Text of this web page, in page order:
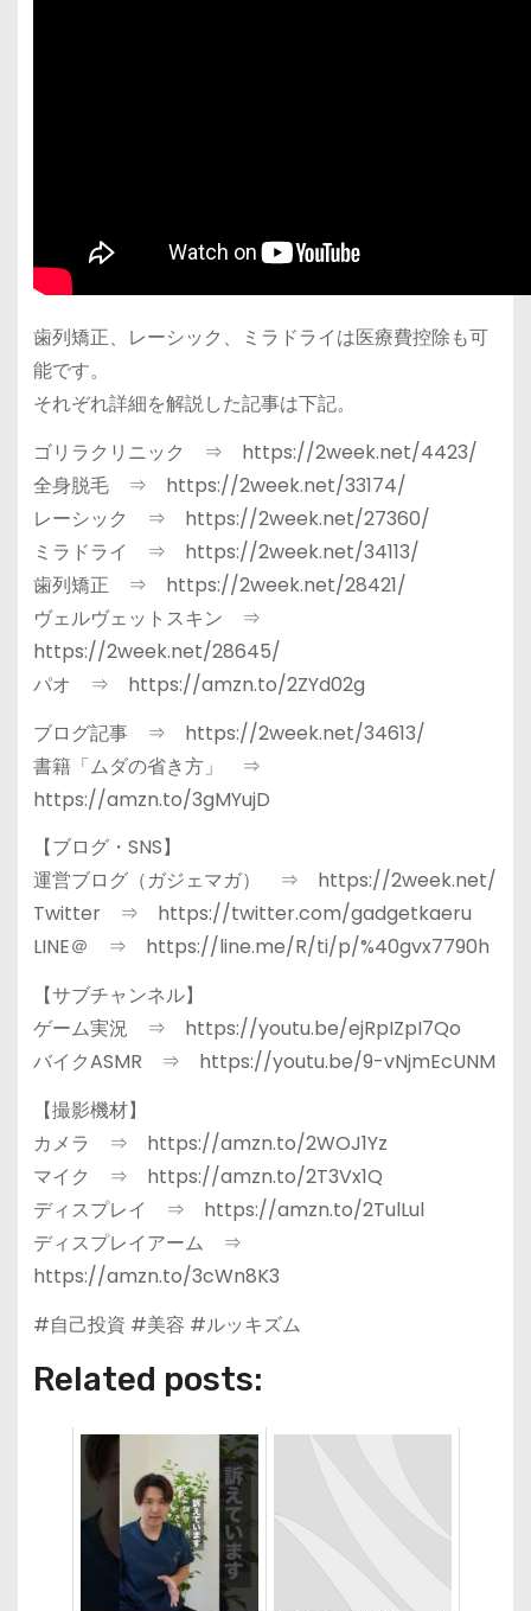
歯列矯正、レーシック、ミラドライは医療費控除も可
能です。
それぞれ詳細を解説した記事は下記。
ゴリラクリニック ⇒ https://2week.net/4423/
全身脱毛 ⇒ https://2week.net/33174/
レーシック ⇒ https://2week.net/27360/
ミラドライ ⇒ https://2week.net/34113/
歯列矯正 ⇒ https://2week.net/28421/
ヴェルヴェットスキン ⇒
https://2week.net/28645/
パオ ⇒ https://amzn.to/2ZYd02g
ブログ記事 ⇒ https://2week.net/34613/
書籍「ムダの省き方」 ⇒
https://amzn.to/3gMYujD
【ブログ・SNS】
運営ブログ（ガジェマガ） ⇒ https://2week.net/
Twitter ⇒ https://twitter.com/gadgetkaeru
LINE＠ ⇒ https://line.me/R/ti/p/%40gvx7790h
【サブチャンネル】
ゲーム実況 ⇒ https://youtu.be/ejRpIZpI7Qo
バイクASMR ⇒ https://youtu.be/9-vNjmEcUNM
【撮影機材】
カメラ ⇒ https://amzn.to/2WOJ1Yz
マイク ⇒ https://amzn.to/2T3Vx1Q
ディスプレイ ⇒ https://amzn.to/2TulLul
ディスプレイアーム ⇒
https://amzn.to/3cWn8K3
#自己投資 #美容 #ルッキズム
Related posts: